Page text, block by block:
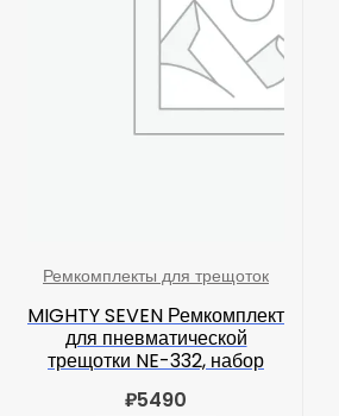
Ремкомплекты для трещоток
MIGHTY SEVEN Ремкомплект
для пневматической
трещотки NE-332, набор
₽5490